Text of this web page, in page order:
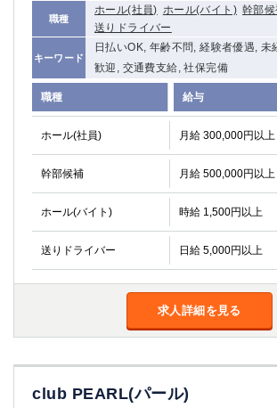
職種
ホール(社員) ホール(バイト) 幹部候
送りドライバー
キーワード
日払いOK, 年齢不問, 経験者優遇, 未
歓迎, 交通費支給, 社保完備
職種 給与
ホール(社員) 月給 300,000円以上
幹部候補 月給 500,000円以上
ホール(バイト) 時給 1,500円以上
送りドライバー 日給 5,000円以上
求人詳細を見る
club PEARL(パール)
関内
溝の口
新横浜
藤沢
平塚
武蔵小杉
橋本
小田原
横浜・桜木町
関内・馬車道・日ノ出町 武蔵新城
元住吉
茅ヶ崎
厚木
横須賀
桜木町
志木
川越
草加
南浦和